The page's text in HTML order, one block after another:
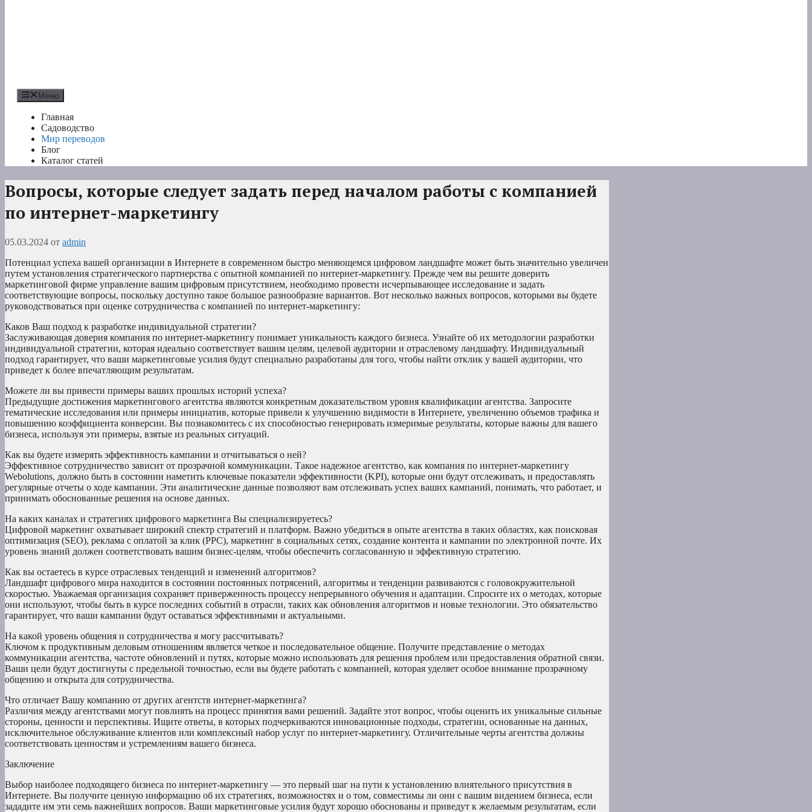
Меню
Главная
Садоводство
Мир переводов
Блог
Каталог статей
Вопросы, которые следует задать перед началом работы с компанией
по интернет-маркетингу
05.03.2024 от admin
Потенциал успеха вашей организации в Интернете в современном быстро меняющемся цифровом ландшафте может быть значительно увеличен
путем установления стратегического партнерства с опытной компанией по интернет-маркетингу. Прежде чем вы решите доверить
маркетинговой фирме управление вашим цифровым присутствием, необходимо провести исчерпывающее исследование и задать
соответствующие вопросы, поскольку доступно такое большое разнообразие вариантов. Вот несколько важных вопросов, которыми вы будете
руководствоваться при оценке сотрудничества с компанией по интернет-маркетингу:
Каков Ваш подход к разработке индивидуальной стратегии?
Заслуживающая доверия компания по интернет-маркетингу понимает уникальность каждого бизнеса. Узнайте об их методологии разработки
индивидуальной стратегии, которая идеально соответствует вашим целям, целевой аудитории и отраслевому ландшафту. Индивидуальный
подход гарантирует, что ваши маркетинговые усилия будут специально разработаны для того, чтобы найти отклик у вашей аудитории, что
приведет к более впечатляющим результатам.
Можете ли вы привести примеры ваших прошлых историй успеха?
Предыдущие достижения маркетингового агентства являются конкретным доказательством уровня квалификации агентства. Запросите
тематические исследования или примеры инициатив, которые привели к улучшению видимости в Интернете, увеличению объемов трафика и
повышению коэффициента конверсии. Вы познакомитесь с их способностью генерировать измеримые результаты, которые важны для вашего
бизнеса, используя эти примеры, взятые из реальных ситуаций.
Как вы будете измерять эффективность кампании и отчитываться о ней?
Эффективное сотрудничество зависит от прозрачной коммуникации. Такое надежное агентство, как компания по интернет-маркетингу
Webolutions, должно быть в состоянии наметить ключевые показатели эффективности (KPI), которые они будут отслеживать, и предоставлять
регулярные отчеты о ходе кампании. Эти аналитические данные позволяют вам отслеживать успех ваших кампаний, понимать, что работает, и
принимать обоснованные решения на основе данных.
На каких каналах и стратегиях цифрового маркетинга Вы специализируетесь?
Цифровой маркетинг охватывает широкий спектр стратегий и платформ. Важно убедиться в опыте агентства в таких областях, как поисковая
оптимизация (SEO), реклама с оплатой за клик (PPC), маркетинг в социальных сетях, создание контента и кампании по электронной почте. Их
уровень знаний должен соответствовать вашим бизнес-целям, чтобы обеспечить согласованную и эффективную стратегию.
Как вы остаетесь в курсе отраслевых тенденций и изменений алгоритмов?
Ландшафт цифрового мира находится в состоянии постоянных потрясений, алгоритмы и тенденции развиваются с головокружительной
скоростью. Уважаемая организация сохраняет приверженность процессу непрерывного обучения и адаптации. Спросите их о методах, которые
они используют, чтобы быть в курсе последних событий в отрасли, таких как обновления алгоритмов и новые технологии. Это обязательство
гарантирует, что ваши кампании будут оставаться эффективными и актуальными.
На какой уровень общения и сотрудничества я могу рассчитывать?
Ключом к продуктивным деловым отношениям является четкое и последовательное общение. Получите представление о методах
коммуникации агентства, частоте обновлений и путях, которые можно использовать для решения проблем или предоставления обратной связи.
Ваши цели будут достигнуты с предельной точностью, если вы будете работать с компанией, которая уделяет особое внимание прозрачному
общению и открыта для сотрудничества.
Что отличает Вашу компанию от других агентств интернет-маркетинга?
Различия между агентствами могут повлиять на процесс принятия вами решений. Задайте этот вопрос, чтобы оценить их уникальные сильные
стороны, ценности и перспективы. Ищите ответы, в которых подчеркиваются инновационные подходы, стратегии, основанные на данных,
исключительное обслуживание клиентов или комплексный набор услуг по интернет-маркетингу. Отличительные черты агентства должны
соответствовать ценностям и устремлениям вашего бизнеса.
Заключение
Выбор наиболее подходящего бизнеса по интернет-маркетингу — это первый шаг на пути к установлению влиятельного присутствия в
Интернете. Вы получите ценную информацию об их стратегиях, возможностях и о том, совместимы ли они с вашим видением бизнеса, если
зададите им эти семь важнейших вопросов. Ваши маркетинговые усилия будут хорошо обоснованы и приведут к желаемым результатам, если